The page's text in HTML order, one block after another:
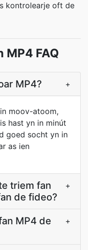
kontrolearje oft de
MP4 FAQ
MP4? +
moov-atoom,
hast yn in minút
goed socht yn in
as ien
triem fan
de fideo?
+
MP4 de
+